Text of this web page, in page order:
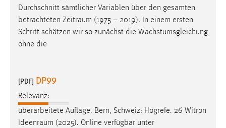
Durchschnitt sämtlicher Variablen über den gesamten
betrachteten Zeitraum (1975 – 2019). In einem ersten
Schritt schätzen wir so zunächst die Wachstumsgleichung
ohne die
[PDF] DP99
Relevanz:
überarbeitete Auflage. Bern, Schweiz: Hogrefe. 26 Witron
Ideenraum (2025). Online verfügbar unter